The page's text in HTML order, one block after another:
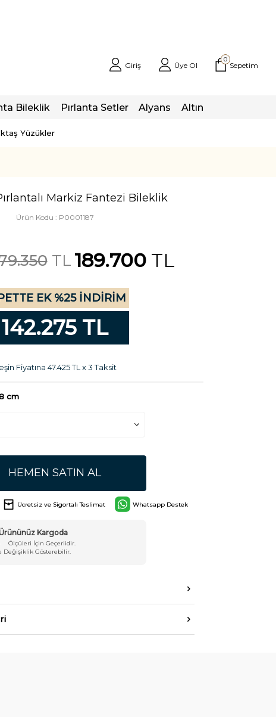
Giriş Üye Ol
0
Sepetim
Bileklik Pırlanta Setler Alyans Altın
Yüzükler
Markiz Fantezi Bileklik
Ürün Kodu : P0001187
TL 189.700TL
EK %25 İNDİRİM
142.275 TL
Fiyatına 47.425 TL x 3 Taksit
cm
HEMEN SATIN AL
Ücretsiz ve Sigortalı Teslimat Whatsapp Destek
Kargoda
Ölçüleri İçin Geçerlidir.
Değişiklik Gösterebilir.